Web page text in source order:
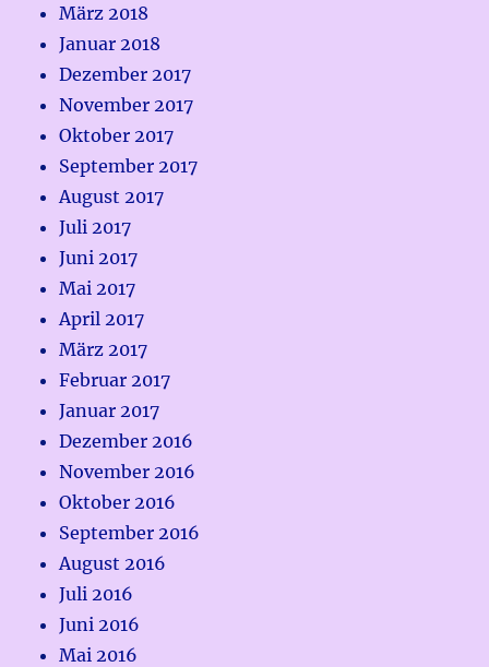
März 2018
Januar 2018
Dezember 2017
November 2017
Oktober 2017
September 2017
August 2017
Juli 2017
Juni 2017
Mai 2017
April 2017
März 2017
Februar 2017
Januar 2017
Dezember 2016
November 2016
Oktober 2016
September 2016
August 2016
Juli 2016
Juni 2016
Mai 2016